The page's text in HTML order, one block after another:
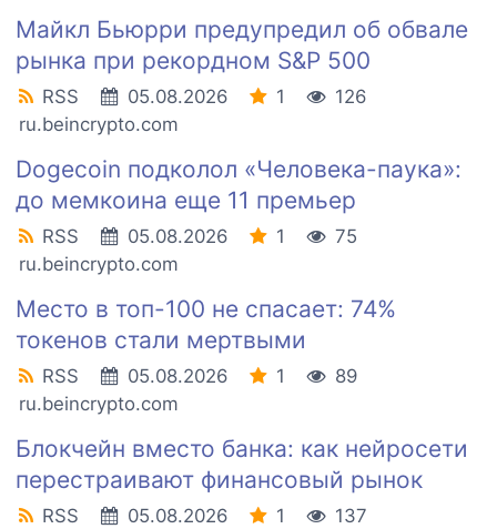
Майкл Бьюрри предупредил об обвале
рынка при рекордном S&P 500
RSS 05.08.2026 1
126
ru.beincrypto.com
Dogecoin подколол «Человека-паука»:
до мемкоина еще 11 премьер
RSS 05.08.2026 1
75
ru.beincrypto.com
Место в топ-100 не спасает: 74%
токенов стали мертвыми
RSS 05.08.2026 1
89
ru.beincrypto.com
Блокчейн вместо банка: как нейросети
перестраивают финансовый рынок
RSS 05.08.2026 1
137